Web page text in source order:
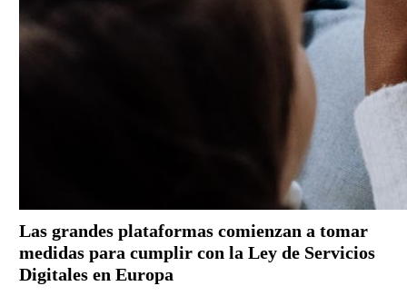
Las grandes plataformas comienzan a tomar
medidas para cumplir con la Ley de Servicios
Digitales en Europa